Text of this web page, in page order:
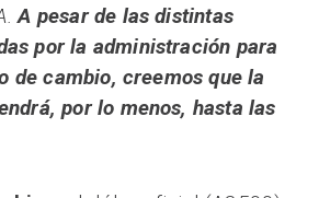
A pesar de las distintas
por la administración para
de cambio, creemos que la
por lo menos, hasta las